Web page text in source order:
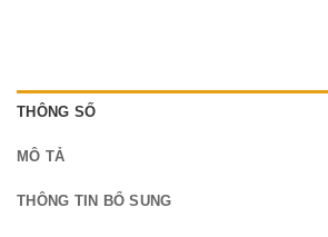
THÔNG SỐ
MÔ TẢ
THÔNG TIN BỔ SUNG